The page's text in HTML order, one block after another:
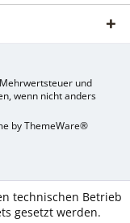
und
wenn nicht anders
byThemeWare®
technischen Betrieb
gesetzt werden.